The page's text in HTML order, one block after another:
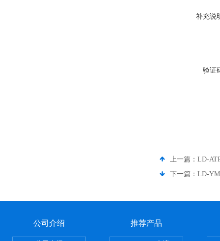
补充说
验证
上一篇： LD-
下一篇： LD-
公司介绍 推荐产品